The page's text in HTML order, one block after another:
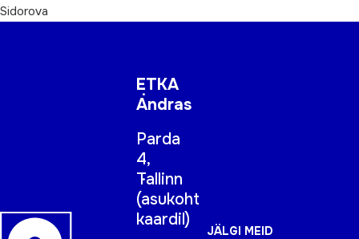
Sidorova
ETKA
Andras
Parda
4,
Tallinn
(asukoht
kaardil)
JÄLGI MEID